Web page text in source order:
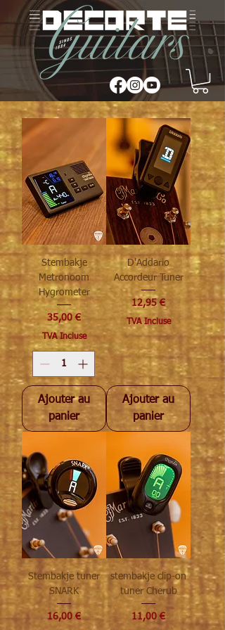
Stembakje
Metronoom
Hygrometer
Prix
35,00 €
TVA Incluse
Ajouter au
panier
D'Addario
Accordeur Tuner
Prix
12,95 €
TVA Incluse
Ajouter au
panier
Stembakje tuner
SNARK
Prix
16,00 €
stembakje clip-on
tuner Cherub
Prix
11,00 €